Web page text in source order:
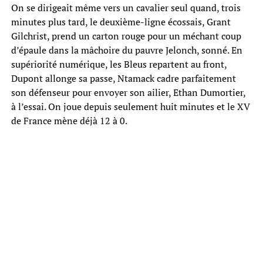
On se dirigeait même vers un cavalier seul quand, trois
minutes plus tard, le deuxième-ligne écossais, Grant
Gilchrist, prend un carton rouge pour un méchant coup
d’épaule dans la mâchoire du pauvre Jelonch, sonné. En
supériorité numérique, les Bleus repartent au front,
Dupont allonge sa passe, Ntamack cadre parfaitement
son défenseur pour envoyer son ailier, Ethan Dumortier,
à l’essai. On joue depuis seulement huit minutes et le XV
de France mène déjà 12 à 0.